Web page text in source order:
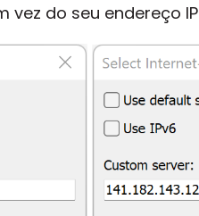
vez do seu endereço